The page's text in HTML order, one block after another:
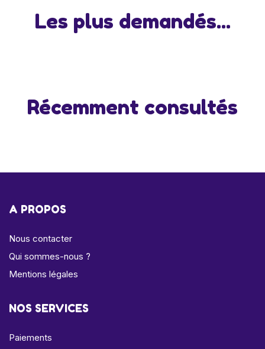
Les plus demandés...
Récemment consultés
A PROPOS
Nous contacter
Qui sommes-nous ?
Mentions légales
NOS SERVICES
Paiements